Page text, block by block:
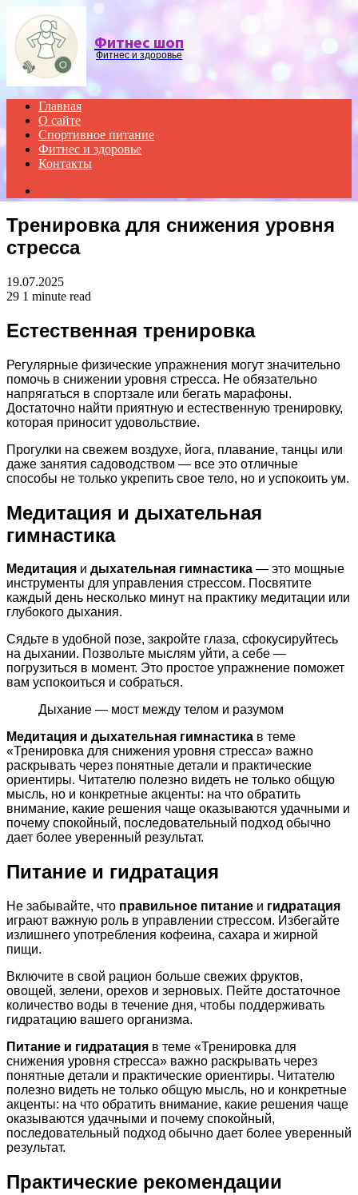
Фитнес шоп
Фитнес и здоровье
Главная
О сайте
Спортивное питание
Фитнес и здоровье
Контакты
for
Тренировка для снижения уровня
стресса
19.07.2025
29 1 minute read
Естественная тренировка
Регулярные физические упражнения могут значительно
помочь в снижении уровня стресса. Не обязательно
напрягаться в спортзале или бегать марафоны.
Достаточно найти приятную и естественную тренировку,
которая приносит удовольствие.
Прогулки на свежем воздухе, йога, плавание, танцы или
даже занятия садоводством — все это отличные
способы не только укрепить свое тело, но и успокоить ум.
Медитация и дыхательная
гимнастика
Медитация и дыхательная гимнастика — это мощные
инструменты для управления стрессом. Посвятите
каждый день несколько минут на практику медитации или
глубокого дыхания.
Сядьте в удобной позе, закройте глаза, сфокусируйтесь
на дыхании. Позвольте мыслям уйти, а себе —
погрузиться в момент. Это простое упражнение поможет
вам успокоиться и собраться.
Дыхание — мост между телом и разумом
Медитация и дыхательная гимнастика в теме
«Тренировка для снижения уровня стресса» важно
раскрывать через понятные детали и практические
ориентиры. Читателю полезно видеть не только общую
мысль, но и конкретные акценты: на что обратить
внимание, какие решения чаще оказываются удачными и
почему спокойный, последовательный подход обычно
дает более уверенный результат.
Питание и гидратация
Не забывайте, что правильное питание и гидратация
играют важную роль в управлении стрессом. Избегайте
излишнего употребления кофеина, сахара и жирной
пищи.
Включите в свой рацион больше свежих фруктов,
овощей, зелени, орехов и зерновых. Пейте достаточное
количество воды в течение дня, чтобы поддерживать
гидратацию вашего организма.
Питание и гидратация в теме «Тренировка для
снижения уровня стресса» важно раскрывать через
понятные детали и практические ориентиры. Читателю
полезно видеть не только общую мысль, но и конкретные
акценты: на что обратить внимание, какие решения чаще
оказываются удачными и почему спокойный,
последовательный подход обычно дает более уверенный
результат.
Практические рекомендации